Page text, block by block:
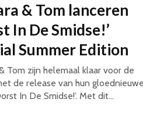
& Tom lanceren
In De Smidse!’
Summer Edition
Tom zijn helemaal klaar voor de
de release van hun gloednieuwe
In De Smidse!’. Met dit...